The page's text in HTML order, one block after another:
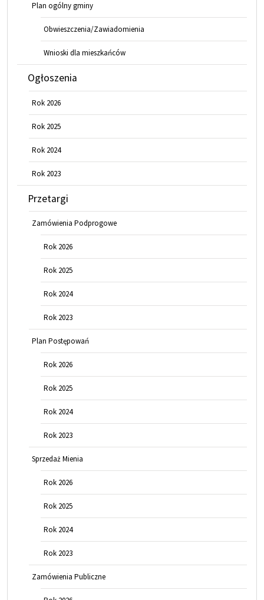
Plan ogólny gminy
Obwieszczenia/Zawiadomienia
Wnioski dla mieszkańców
Ogłoszenia
Rok 2026
Rok 2025
Rok 2024
Rok 2023
Przetargi
Zamówienia Podprogowe
Rok 2026
Rok 2025
Rok 2024
Rok 2023
Plan Postępowań
Rok 2026
Rok 2025
Rok 2024
Rok 2023
Sprzedaż Mienia
Rok 2026
Rok 2025
Rok 2024
Rok 2023
Zamówienia Publiczne